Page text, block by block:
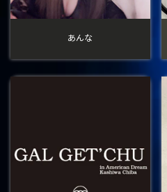
あんな